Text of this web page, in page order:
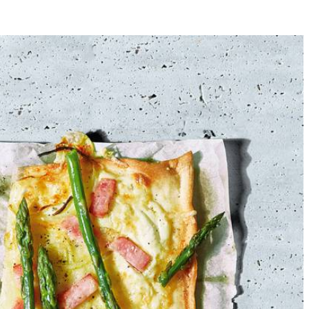
4
bedekt is. De saus wordt niet gebruikt. Bestrijk het deeg met de
de oven. Bestrooi met wat versgemalen peper en serveer.